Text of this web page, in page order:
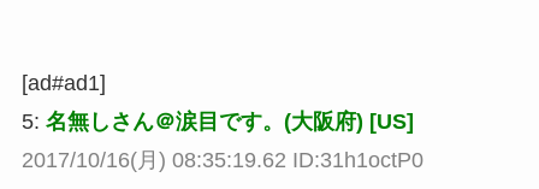
[ad#ad1]
5: 名無しさん＠涙目です。(大阪府) [US]
2017/10/16(月) 08:35:19.62 ID:31h1octP0